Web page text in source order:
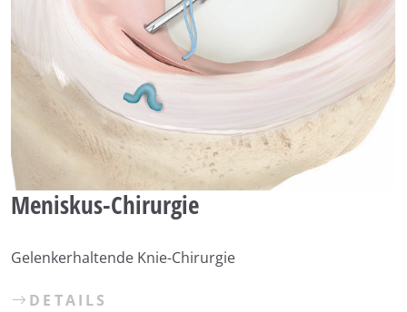
Meniskus-Chirurgie
Gelenkerhaltende Knie-Chirurgie
DETAILS